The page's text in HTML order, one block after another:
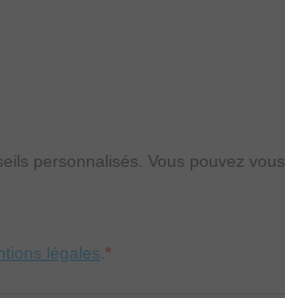
personnalisés. Vous pouvez vous
légales